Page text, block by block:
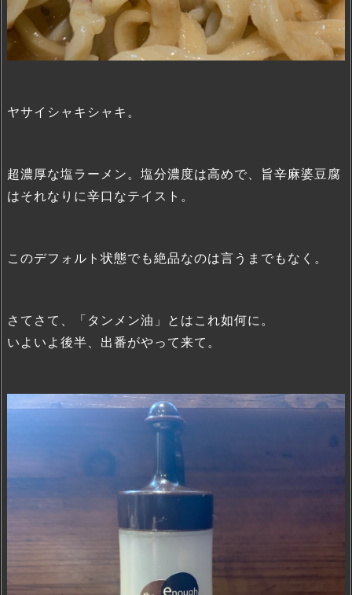
ヤサイシャキシャキ。
超濃厚な塩ラーメン。塩分濃度は高めで、旨辛麻婆豆腐
はそれなりに辛口なテイスト。
このデフォルト状態でも絶品なのは言うまでもなく。
さてさて、「タンメン油」とはこれ如何に。
いよいよ後半、出番がやって来て。